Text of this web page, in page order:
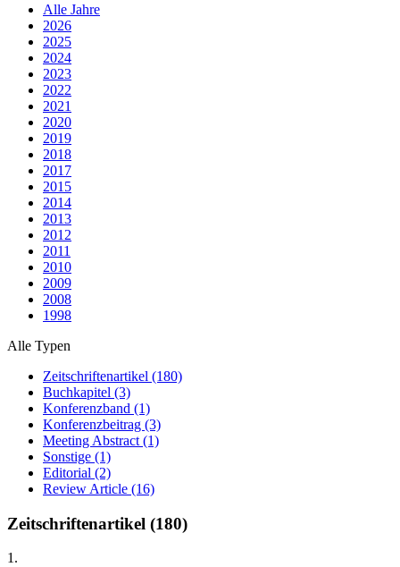
Alle Jahre
2026
2025
2024
2023
2022
2021
2020
2019
2018
2017
2015
2014
2013
2012
2011
2010
2009
2008
1998
Alle Typen
Zeitschriftenartikel (180)
Buchkapitel (3)
Konferenzband (1)
Konferenzbeitrag (3)
Meeting Abstract (1)
Sonstige (1)
Editorial (2)
Review Article (16)
Zeitschriftenartikel (180)
1.